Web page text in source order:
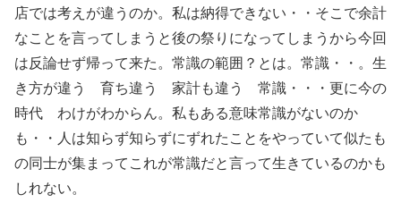
店では考えが違うのか。私は納得できない・・そこで余計
なことを言ってしまうと後の祭りになってしまうから今回
は反論せず帰って来た。常識の範囲？とは。常識・・。生
き方が違う 育ち違う 家計も違う 常識・・・更に今の
時代 わけがわからん。私もある意味常識がないのか
も・・人は知らず知らずにずれたことをやっていて似たも
の同士が集まってこれが常識だと言って生きているのかも
しれない。